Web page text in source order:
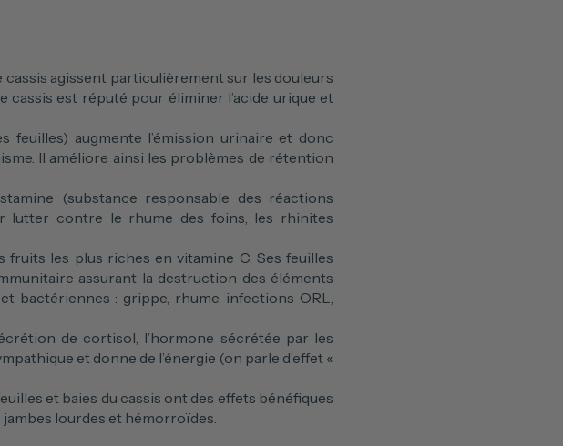
cassis agissent particulièrement sur les douleurs
cassis est réputé pour éliminer l’acide urique et
feuilles) augmente l’émission urinaire et donc
Il améliore ainsi les problèmes de rétention
(substance responsable des réactions
lutter contre le rhume des foins, les rhinites
fruits les plus riches en vitamine C. Ses feuilles
assurant la destruction des éléments
bactériennes : grippe, rhume, infections ORL,
de cortisol, l’hormone sécrétée par les
et donne de l’énergie (on parle d’effet «
et baies du cassis ont des effets bénéfiques
lourdes et hémorroïdes.